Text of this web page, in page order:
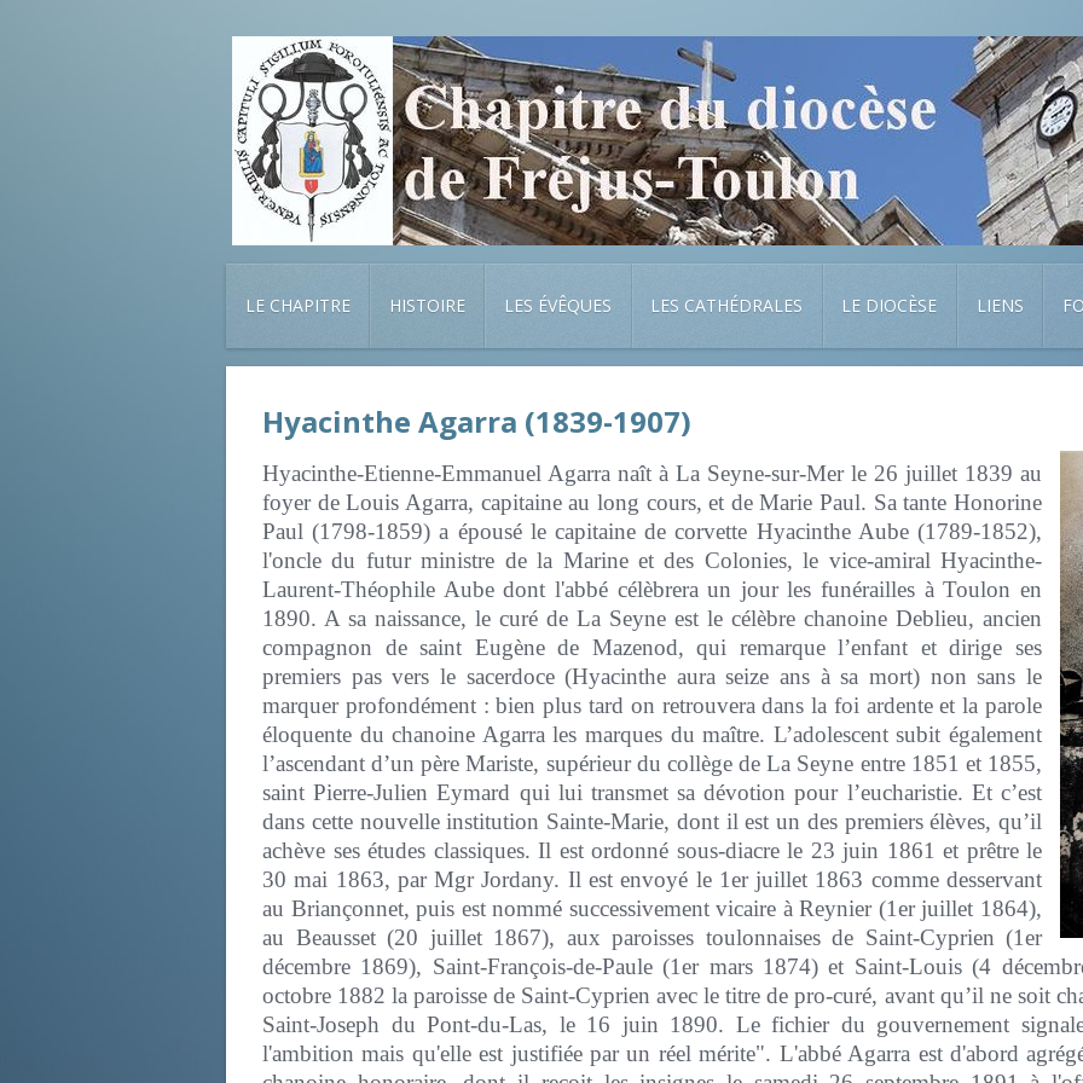
LE CHAPITRE HISTOIRE LES ÉVÊQUES LES CATHÉDRALES LE DIOCÈSE LIENS
Hyacinthe Agarra (1839-1907)
Hyacinthe-Etienne-Emmanuel Agarra naît à La Seyne-sur-Mer le 26 juillet 1839 au
foyer de Louis Agarra, capitaine au long cours, et de Marie Paul. Sa tante Honorine
Paul (1798-1859) a épousé le capitaine de corvette Hyacinthe Aube (1789-1852),
l'oncle du futur ministre de la Marine et des Colonies, le vice-amiral Hyacinthe-
Laurent-Théophile Aube dont l'abbé célèbrera un jour les funérailles à Toulon en
1890. A sa naissance, le curé de La Seyne est le célèbre chanoine Deblieu, ancien
compagnon de saint Eugène de Mazenod, qui remarque l’enfant et dirige ses
premiers pas vers le sacerdoce (Hyacinthe aura seize ans à sa mort) non sans le
marquer profondément : bien plus tard on retrouvera dans la foi ardente et la parole
éloquente du chanoine Agarra les marques du maître. L’adolescent subit également
l’ascendant d’un père Mariste, supérieur du collège de La Seyne entre 1851 et 1855,
saint Pierre-Julien Eymard qui lui transmet sa dévotion pour l’eucharistie. Et c’est
dans cette nouvelle institution Sainte-Marie, dont il est un des premiers élèves, qu’il
achève ses études classiques. Il est ordonné sous-diacre le 23 juin 1861 et prêtre le
30 mai 1863, par Mgr Jordany. Il est envoyé le 1er juillet 1863 comme desservant
au Briançonnet, puis est nommé successivement vicaire à Reynier (1er juillet 1864),
au Beausset (20 juillet 1867), aux paroisses toulonnaises de Saint-Cyprien (1er
décembre 1869), Saint-François-de-Paule (1er mars 1874) et Saint-Louis (4
octobre 1882 la paroisse de Saint-Cyprien avec le titre de pro-curé, avant qu’il ne soit
Saint-Joseph du Pont-du-Las, le 16 juin 1890. Le fichier du gouvernement
l'ambition mais qu'elle est justifiée par un réel mérite". L'abbé Agarra est d'abord